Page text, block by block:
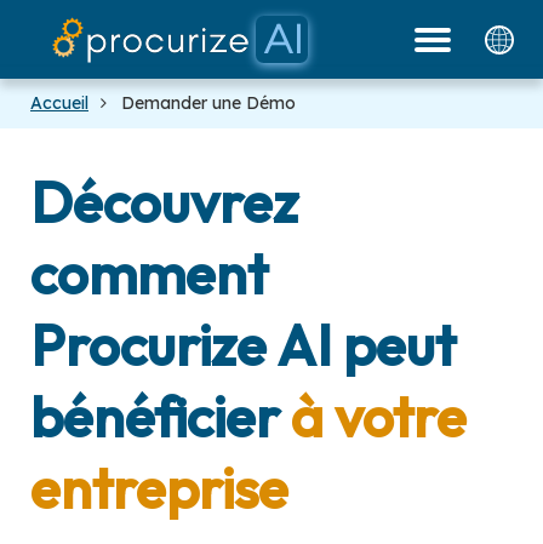
Accueil Demander une Démo
Découvrez
comment
Procurize AI peut
bénéficierà votre
entreprise